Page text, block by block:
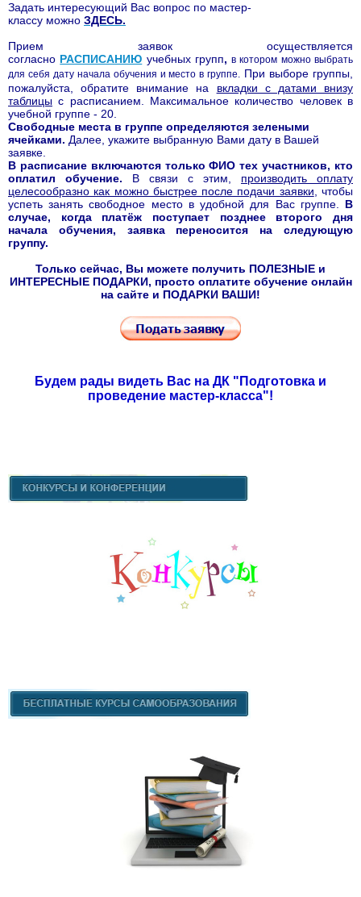
Задать интересующий Вас вопрос по мастер-
классу можно ЗДЕСЬ.
Прием заявок осуществляется
согласно РАСПИСАНИЮ учебных групп,в котором можно выбрать
для себя дату начала обучения и место в группе. При выборе группы,
пожалуйста, обратите внимание на вкладки с датами внизу
таблицы с расписанием. Максимальное количество человек в
учебной группе - 20.
Свободные места в группе определяются зелеными
ячейками. Далее, укажите выбранную Вами дату в Вашей
заявке.
В расписание включаются только ФИО тех участников, кто
оплатил обучение. В связи с этим, производить оплату
целесообразно как можно быстрее после подачи заявки, чтобы
успеть занять свободное место в удобной для Вас группе. В
случае, когда платёж поступает позднее второго дня
начала обучения, заявка переносится на следующую
группу.
Только сейчас, Вы можете получить ПОЛЕЗНЫЕ и
ИНТЕРЕСНЫЕ ПОДАРКИ, просто оплатите обучение онлайн
на сайте и ПОДАРКИ ВАШИ!
Будем рады видеть Вас на ДК "Подготовка и
проведение мастер-класса"!